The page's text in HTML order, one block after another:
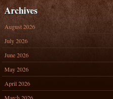
Archives
August 2026
July 2026
June 2026
May 2026
April 2026